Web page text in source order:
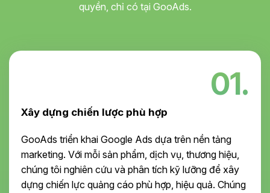
quyền, chỉ có tại GooAds.
01.
Xây dựng chiến lược phù hợp
GooAds triển khai Google Ads dựa trên nền tảng
marketing. Với mỗi sản phẩm, dịch vụ, thương hiệu,
chúng tôi nghiên cứu và phân tích kỹ lưỡng để xây
dựng chiến lực quảng cáo phù hợp, hiệu quả. Chúng